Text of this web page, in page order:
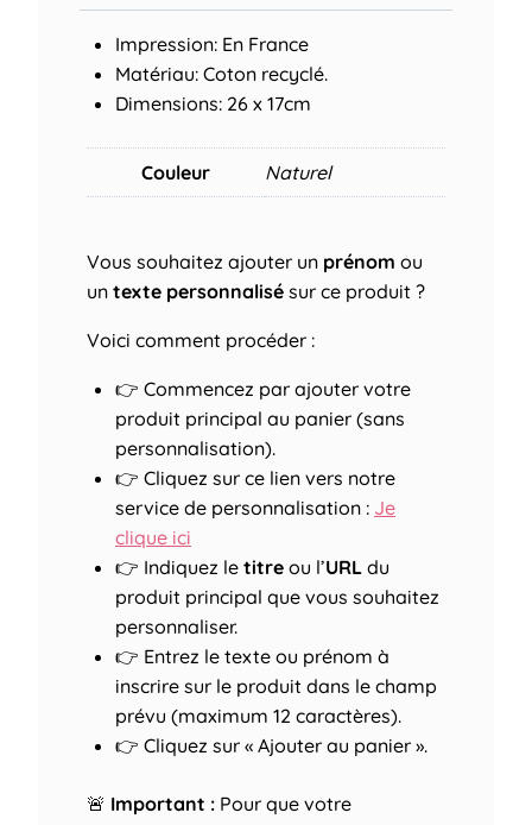
Impression: En France
Matériau: Coton recyclé.
Dimensions: 26 x 17cm
Couleur Naturel
Vous souhaitez ajouter un prénom ou
un texte personnalisé sur ce produit ?
Voici comment procéder :
👉 Commencez par ajouter votre
produit principal au panier (sans
personnalisation).
👉 Cliquez sur ce lien vers notre
service de personnalisation : Je
clique ici
👉 Indiquez le titre ou l’URL du
produit principal que vous souhaitez
personnaliser.
👉 Entrez le texte ou prénom à
inscrire sur le produit dans le champ
prévu (maximum 12 caractères).
👉 Cliquez sur « Ajouter au panier ».
🚨 Important : Pour que votre